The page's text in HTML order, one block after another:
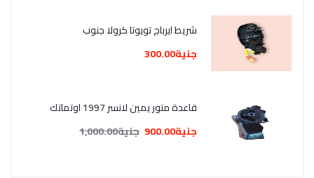
شريط ايرباج تويوتا كرولا جنوب
جنية300.00
قاعدة متور يمين لانسر 1997 اوتماتك
جنية900.00
جنية1,000.00